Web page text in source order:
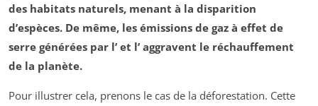
des habitats naturels, menant à la disparition
d’espèces. De même, les émissions de gaz à effet de
serre générées par l’ et l’ aggravent le réchauffement
de la planète.
Pour illustrer cela, prenons le cas de la déforestation. Cette